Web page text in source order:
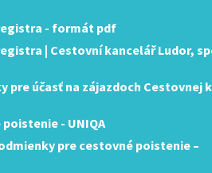
- formát pdf
| Cestovní kancelář Ludor,
pre účasť na zájazdoch Cestovnej
- UNIQA
pre cestovné poistenie –